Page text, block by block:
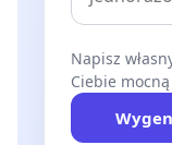
Napisz
Ciebie